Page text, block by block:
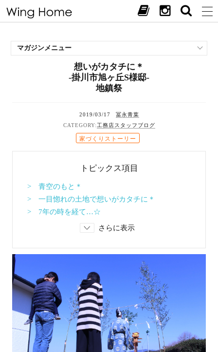
マガジンメニュー
スタッフブログ
見学会・イベント
お施主様ブログ
想いがカタチに＊
-掛川市旭ヶ丘S様邸-
地鎮祭
2019/03/17
冨永青葉
工務店スタッフブログ
家づくりストーリー
トピックス項目
> 青空のもと＊
> 一目惚れの土地で想いがカタチに＊
> 7年の時を経て…☆
さらに表示